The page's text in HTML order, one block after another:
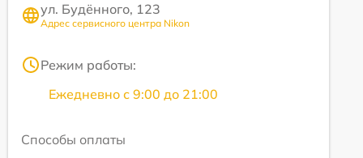
ул. Будённого, 123
Адрес сервисного центра Nikon
Режим работы:
Ежедневно с 9:00 до 21:00
Способы оплаты